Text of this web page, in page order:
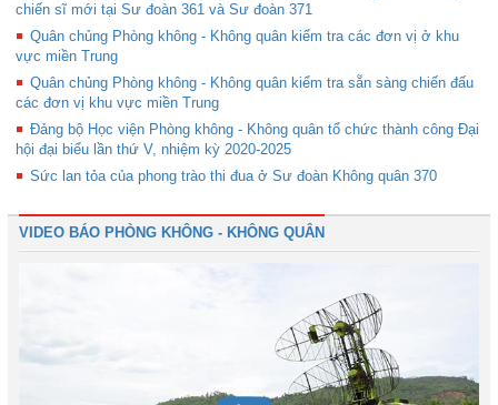
chiến sĩ mới tại Sư đoàn 361 và Sư đoàn 371
Quân chủng Phòng không - Không quân kiểm tra các đơn vị ở khu
vực miền Trung
Quân chủng Phòng không - Không quân kiểm tra sẵn sàng chiến đấu
các đơn vị khu vực miền Trung
Đảng bộ Học viện Phòng không - Không quân tổ chức thành công Đại
hội đại biểu lần thứ V, nhiệm kỳ 2020-2025
Sức lan tỏa của phong trào thi đua ở Sư đoàn Không quân 370
VIDEO BÁO PHÒNG KHÔNG - KHÔNG QUÂN